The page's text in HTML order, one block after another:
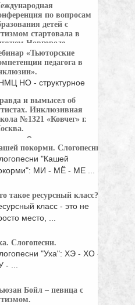
по вопросам
детей с
стартовала в
Новгороде.
образования
«Тьюторские
педагога в
НО - структурное
...
и вымысел об
Инклюзивная
№1321 «Ковчег» г.
Строганова,
доктор
"Надо сказать, ...
покорми. Слогопесни.
"Кашей
МИ - МЁ - МЕ ...
такое ресурсный класс?
класс - это не
место, ...
Слогопесни.
"Уха": ХЭ - ХО -
- ...
Бойл – певица с